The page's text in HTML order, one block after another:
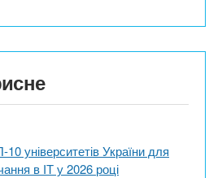
університетів України для
в ІТ у 2026 році